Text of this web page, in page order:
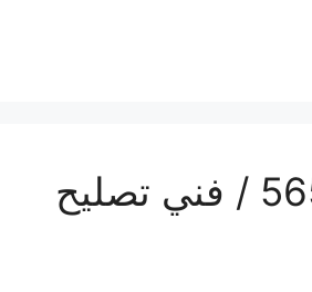
محل تلفونات الصباحية / 56585547 / فني تصليح